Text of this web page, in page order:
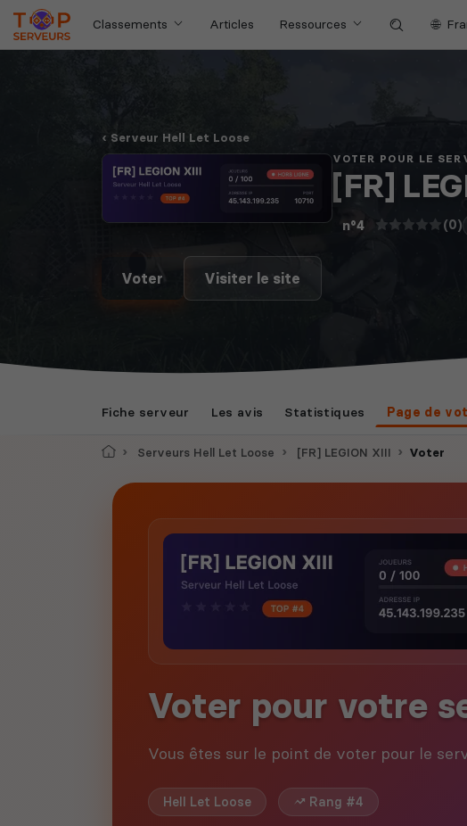
Classements Articles Ressources
Serveur Hell Let Loose
VOTER POUR LE
[FR]
n°4 (0)
Voter Visiter le site
Fiche serveur Les avis Statistiques Page de
AccueilServeurs Hell Let Loose [FR] LEGION XIII Voter
Voter pour votre
Vous êtes sur le point de voter pour le
Hell Let Loose Rang #4